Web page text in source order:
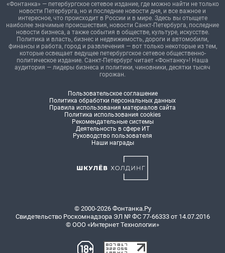
«Фонтанка» — петербургское сетевое издание, где можно найти не только
новости Петербурга, но и последние новости дня, и все важное и
интересное, что происходит в России и в мире. Здесь вы отыщете
наиболее значимые происшествия, новости Санкт-Петербурга, последние
новости бизнеса, а также события в обществе, культуре, искусстве.
Политика и власть, бизнес и недвижимость, дороги и автомобили,
финансы и работа, город и развлечения — вот только некоторые из тем,
которые освещает ведущее петербургское сетевое общественно-
политическое издание. Санкт-Петербург читает «Фонтанку»! Наша
аудитория — лидеры бизнеса и политики, чиновники, десятки тысяч
горожан.
Пользовательское соглашение
Политика обработки персональных данных
Правила использования материалов сайта
Политика использования cookies
Рекомендательные системы
Деятельность в сфере ИТ
Руководство пользователя
Наши награды
© 2000-2026 Фонтанка.Ру
Свидетельство Роскомнадзора ЭЛ № ФС 77-66333 от 14.07.2016
© ООО «Интернет Технологии»